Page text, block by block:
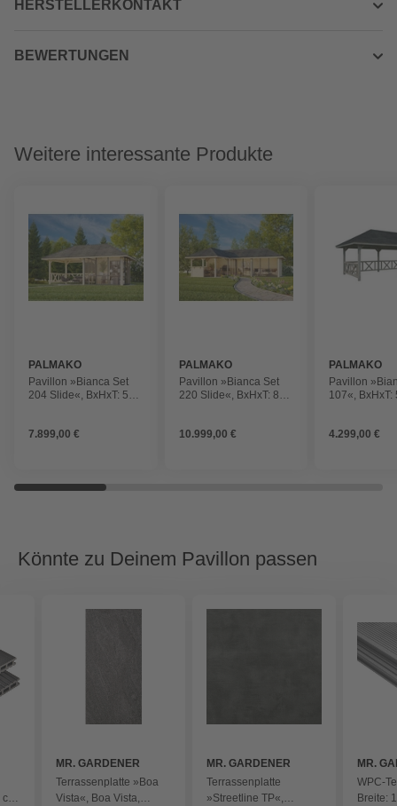
HERSTELLERKONTAKT
BEWERTUNGEN
Weitere interessante Produkte
PALMAKO
Pavillon »Bianca Set
204 Slide«, BxHxT: 588
7.899,00 €
PALMAKO
Pavillon »Bianca Set
220 Slide«, BxHxT: 876
10.999,00 €
PALMAKO
Pavillon
107«, BxHxT:
4.299,00 €
Könnte zu Deinem Pavillon passen
MR. GARDENER
Terrassenplatte »Boa
Vista«, Boa Vista,
MR. GARDENER
Terrassenplatte
»Streetline TP«,
MR.
WPC-
Breite: